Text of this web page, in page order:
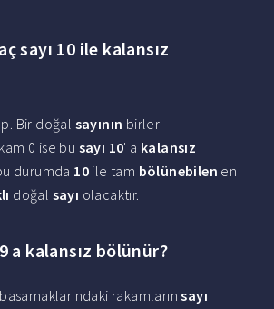
sayı 10 ile kalansız
Bir doğal sayının birler
0 ise bu sayı 10' a kalansız
durumda 10 ile tam bölünebilen en
doğal sayı olacaktır.
a kalansız bölünür?
basamaklarındaki rakamlarınsayı